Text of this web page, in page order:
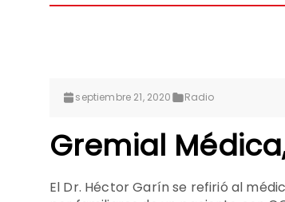
septiembre 21, 2020 Radio
Gremial
El Dr. Héctor Garín se refirió al